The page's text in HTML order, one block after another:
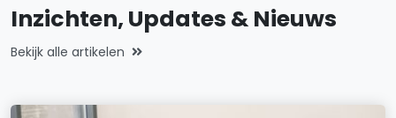
Inzichten, Updates & Nieuws
Bekijk alle artikelen